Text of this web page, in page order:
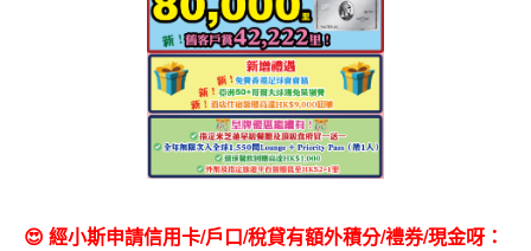
😍 經小斯申請信用卡/戶口/稅貸有額外積分/禮券/現金呀：